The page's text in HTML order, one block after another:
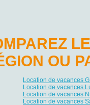
OU
Location de vacances
Location de vacances
Location de vacances
Location de vacances